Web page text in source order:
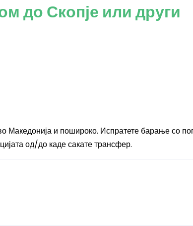
до Скопје или други
Македонија и пошироко. Испратете барање со
од/до каде сакате трансфер.